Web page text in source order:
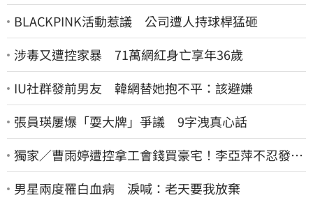
BLACKPINK活動惹議 公司遭人持球桿猛砸
涉毒又遭控家暴 71萬網紅身亡享年36歲
IU社群發前男友 韓網替她抱不平：該避嫌
張員瑛屢爆「耍大牌」爭議 9字洩真心話
獨家／曹雨婷遭控拿工會錢買豪宅！李亞萍不忍發
聲：余天管工會都貼錢
男星兩度罹白血病 淚喊：老天要我放棄